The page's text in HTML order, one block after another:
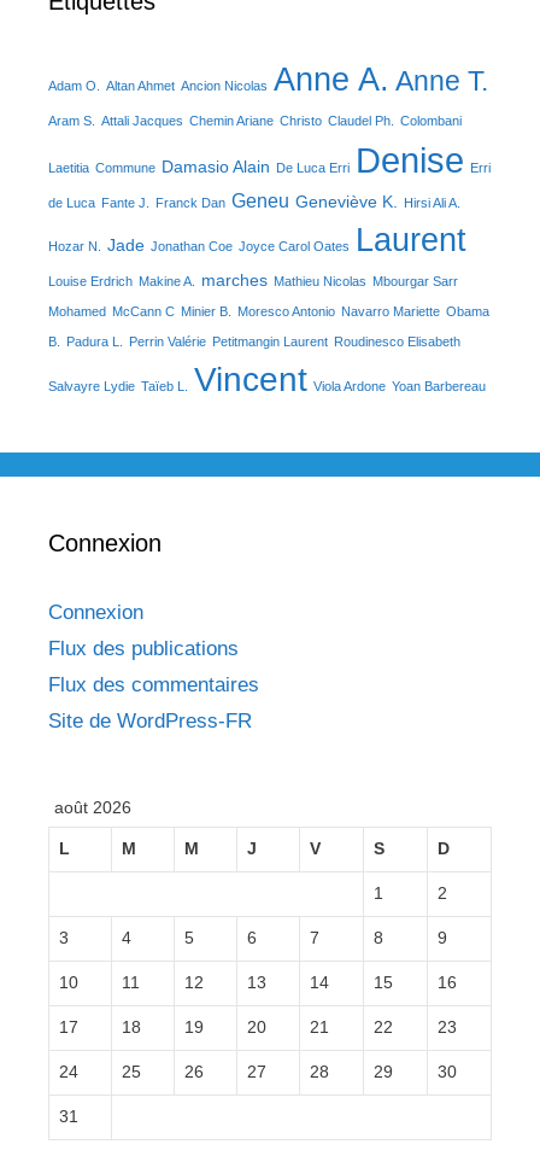
Adam O. Altan Ahmet Ancion Nicolas Anne A. Anne T.
Aram S. Attali Jacques Chemin Ariane Christo Claudel Ph. Colombani
Laetitia Commune Damasio Alain De Luca Erri Denise Erri
de Luca Fante J. Franck Dan Geneu Geneviève K. Hirsi Ali A.
Hozar N. Jade Jonathan Coe Joyce Carol Oates Laurent
Louise Erdrich Makine A. marches Mathieu Nicolas Mbourgar Sarr
Mohamed McCann C Minier B. Moresco Antonio Navarro Mariette Obama
B. Padura L. Perrin Valérie Petitmangin Laurent Roudinesco Elisabeth
Salvayre Lydie Taïeb L. Vincent Viola Ardone Yoan Barbereau
Connexion
Connexion
Flux des publications
Flux des commentaires
Site de WordPress-FR
août 2026
L M M J V S D
1 2
3 4 5 6 7 8 9
10 11 12 13 14 15 16
17 18 19 20 21 22 23
24 25 26 27 28 29 30
31